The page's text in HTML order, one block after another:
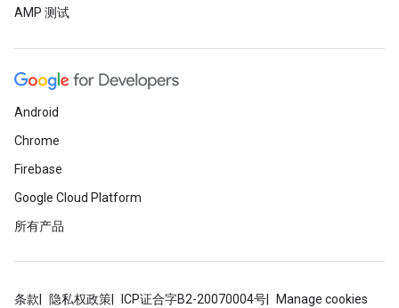
AMP 测试
Android
Chrome
Firebase
Google Cloud Platform
所有产品
条款 隐私权政策 ICP证合字B2-20070004号 Manage cookies